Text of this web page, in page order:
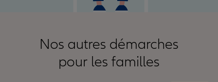
Nos autres démarches
pour les familles